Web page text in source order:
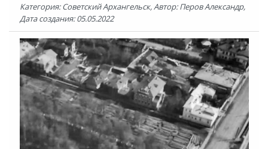
Категория: Советский Архангельск, Автор: Перов Александр,
Дата создания: 05.05.2022